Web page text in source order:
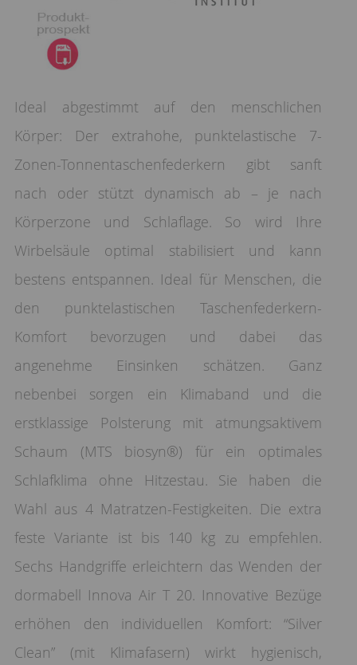
Ideal abgestimmt auf den menschlichen
Körper: Der extrahohe, punktelastische 7-
Zonen-Tonnentaschenfederkern gibt sanft
nach oder stützt dynamisch ab – je nach
Körperzone und Schlaflage. So wird Ihre
Wirbelsäule optimal stabilisiert und kann
bestens entspannen. Ideal für Menschen, die
den punktelastischen Taschenfederkern-
Komfort bevorzugen und dabei das
angenehme Einsinken schätzen. Ganz
nebenbei sorgen ein Klimaband und die
erstklassige Polsterung mit atmungsaktivem
Schaum (MTS biosyn®) für ein optimales
Schlafklima ohne Hitzestau. Sie haben die
Wahl aus 4 Matratzen-Festigkeiten. Die extra
feste Variante ist bis 140 kg zu empfehlen.
Sechs Handgriffe erleichtern das Wenden der
dormabell Innova Air T 20. Innovative Bezüge
erhöhen den individuellen Komfort: “Silver
Clean” (mit Klimafasern) wirkt hygienisch,